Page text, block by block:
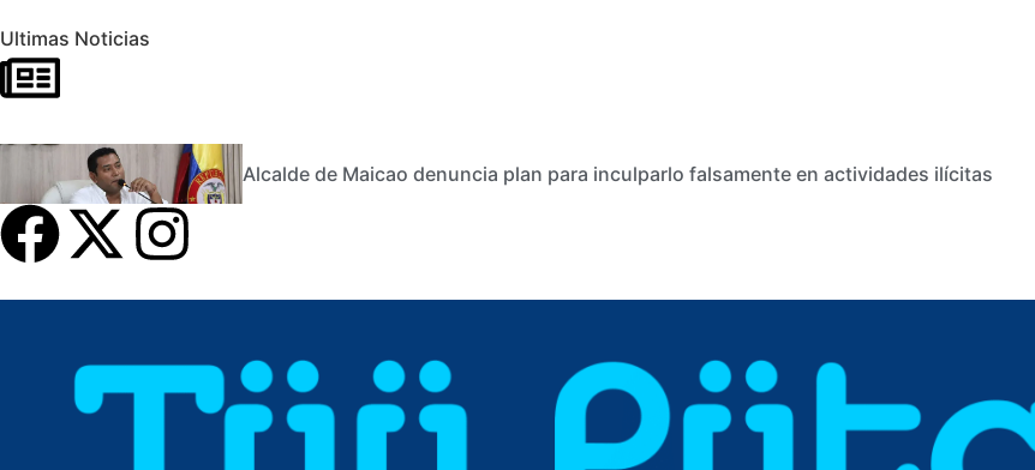
Ultimas Noticias
Alcalde de Maicao denuncia plan para inculparlo falsamente en actividades ilícitas